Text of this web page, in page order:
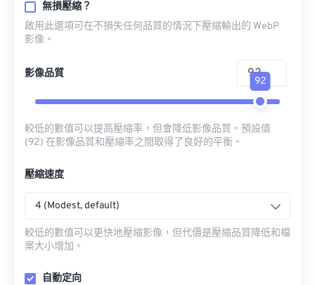
無損壓縮？
啟用此選項可在不損失任何品質的情況下壓縮輸出的 WebP
影像。
影像品質
92
較低的數值可以提高壓縮率，但會降低影像品質。預設值
(92) 在影像品質和壓縮率之間取得了良好的平衡。
壓縮速度
4 (Modest, default)
較低的數值可以更快地壓縮影像，但代價是壓縮品質降低和檔
案大小增加。
自動定向